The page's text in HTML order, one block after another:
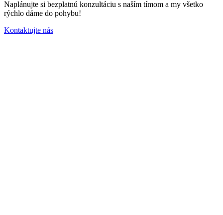
Naplánujte si bezplatnú konzultáciu s naším tímom a my všetko
rýchlo dáme do pohybu!
Kontaktujte nás